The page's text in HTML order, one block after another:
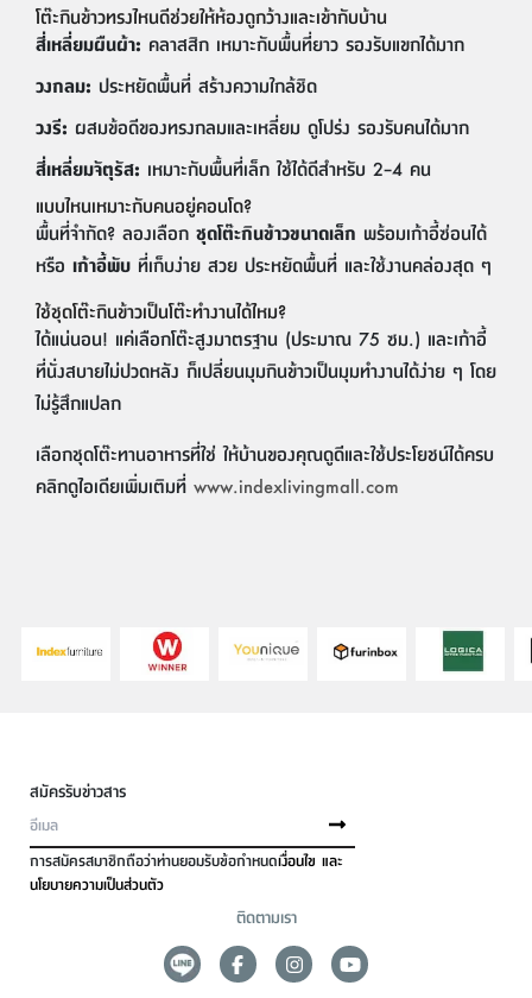
โต๊ะกินข้าวทรงไหนดีช่วยให้ห้องดูกว้างและเข้ากับบ้าน
สี่เหลี่ยมผืนผ้า: คลาสสิก เหมาะกับพื้นที่ยาว รองรับแขกได้มาก
วงกลม: ประหยัดพื้นที่ สร้างความใกล้ชิด
วงรี: ผสมข้อดีของทรงกลมและเหลี่ยม ดูโปร่ง รองรับคนได้มาก
สี่เหลี่ยมจัตุรัส: เหมาะกับพื้นที่เล็ก ใช้ได้ดีสำหรับ 2–4 คน
แบบไหนเหมาะกับคนอยู่คอนโด?
พื้นที่จำกัด? ลองเลือก ชุดโต๊ะกินข้าวขนาดเล็ก พร้อมเก้าอี้ซ่อนได้
หรือ เก้าอี้พับ ที่เก็บง่าย สวย ประหยัดพื้นที่ และใช้งานคล่องสุด ๆ
ใช้ชุดโต๊ะกินข้าวเป็นโต๊ะทำงานได้ไหม?
ได้แน่นอน! แค่เลือกโต๊ะสูงมาตรฐาน (ประมาณ 75 ซม.) และเก้าอี้
ที่นั่งสบายไม่ปวดหลัง ก็เปลี่ยนมุมกินข้าวเป็นมุมทำงานได้ง่าย ๆ โดย
ไม่รู้สึกแปลก
เลือกชุดโต๊ะทานอาหารที่ใช่ ให้บ้านของคุณดูดีและใช้ประโยชน์ได้ครบ
คลิกดูไอเดียเพิ่มเติมที่ www.indexlivingmall.com
สมัครรับข่าวสาร
การสมัครสมาชิกถือว่าท่านยอมรับข้อกำหนดเงื่อนไข และ
นโยบายความเป็นส่วนตัว
ติดตามเรา